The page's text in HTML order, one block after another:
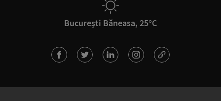
București Băneasa, 25°C